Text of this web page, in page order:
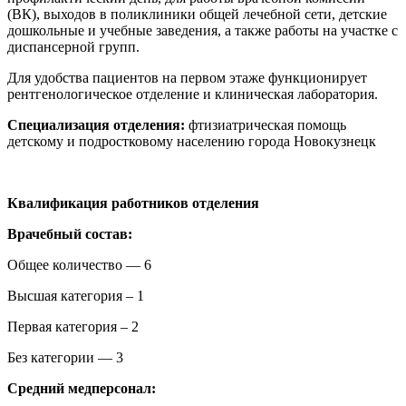
(ВК), выходов в поликлиники общей лечебной сети, детские
дошкольные и учебные заведения, а также работы на участке с
диспансерной групп.
Для удобства пациентов на первом этаже функционирует
рентгенологическое отделение и клиническая лаборатория.
Специализация отделения: фтизиатрическая помощь
детскому и подростковому населению города Новокузнецк
Квалификация работников отделения
Врачебный состав:
Общее количество — 6
Высшая категория – 1
Первая категория – 2
Без категории — 3
Средний медперсонал: